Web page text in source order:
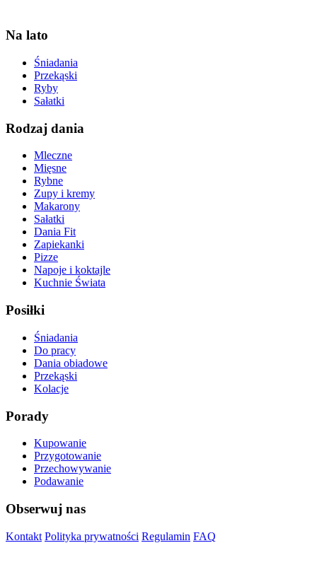
Na lato
Śniadania
Przekąski
Ryby
Sałatki
Rodzaj dania
Mleczne
Mięsne
Rybne
Zupy i kremy
Makarony
Sałatki
Dania Fit
Zapiekanki
Pizze
Napoje i koktajle
Kuchnie Świata
Posiłki
Śniadania
Do pracy
Dania obiadowe
Przekąski
Kolacje
Porady
Kupowanie
Przygotowanie
Przechowywanie
Podawanie
Obserwuj nas
Kontakt Polityka prywatności Regulamin FAQ